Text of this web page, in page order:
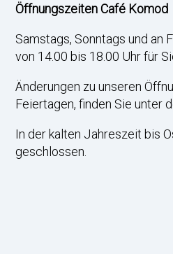
Öffnungszeiten Café Komod
Samstags, Sonntags und an
von 14.00 bis 18.00 Uhr für
Änderungen zu unseren
Feiertagen, finden Sie unter
In der kalten Jahreszeit bis
geschlossen.